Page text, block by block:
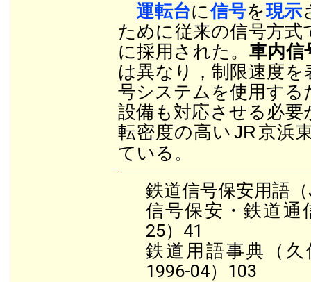
運転台に信号を現示
ために従来の信号方
に採用された。 車内信
は異なり，制限速度を
号システムを使用す
設備も対応させる必
転密度の高い JR 京浜
ている。
鉄道信号保安用語
信号保安・鉄道通
25）41
鉄道用語事典（
1996-04）103